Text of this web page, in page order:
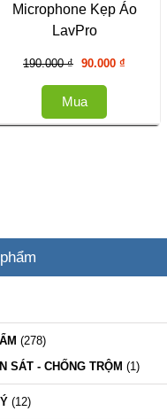
Microphone Kẹp Áo
LavPro
190.000₫ Giá
190.000 ₫.
90.000 ₫
90.000 ₫.
Mua
(278)
SÁT - CHỐNG TRỘM (1)
(12)